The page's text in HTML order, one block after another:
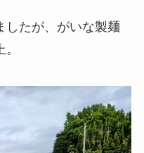
したが、がいな製麺